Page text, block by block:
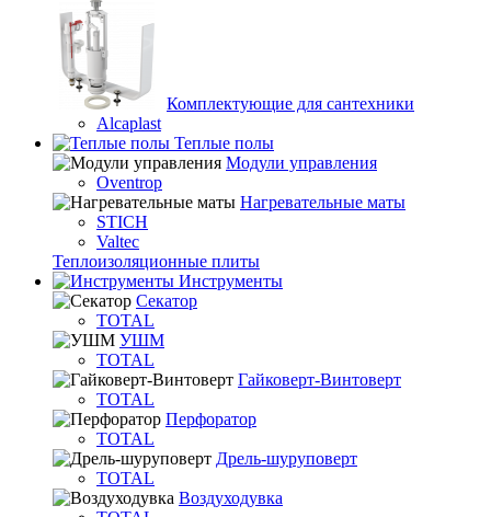
Комплектующие для сантехники
Alcaplast
Теплые полы
Модули управления
Oventrop
Нагревательные маты
STICH
Valtec
Теплоизоляционные плиты
Инструменты
Секатор
TOTAL
УШМ
TOTAL
Гайковерт-Винтоверт
TOTAL
Перфоратор
TOTAL
Дрель-шуруповерт
TOTAL
Воздуходувка